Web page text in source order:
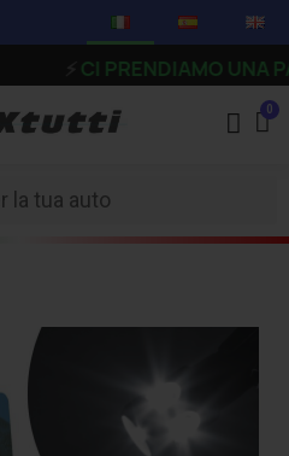
CI PRENDIAMO UNA